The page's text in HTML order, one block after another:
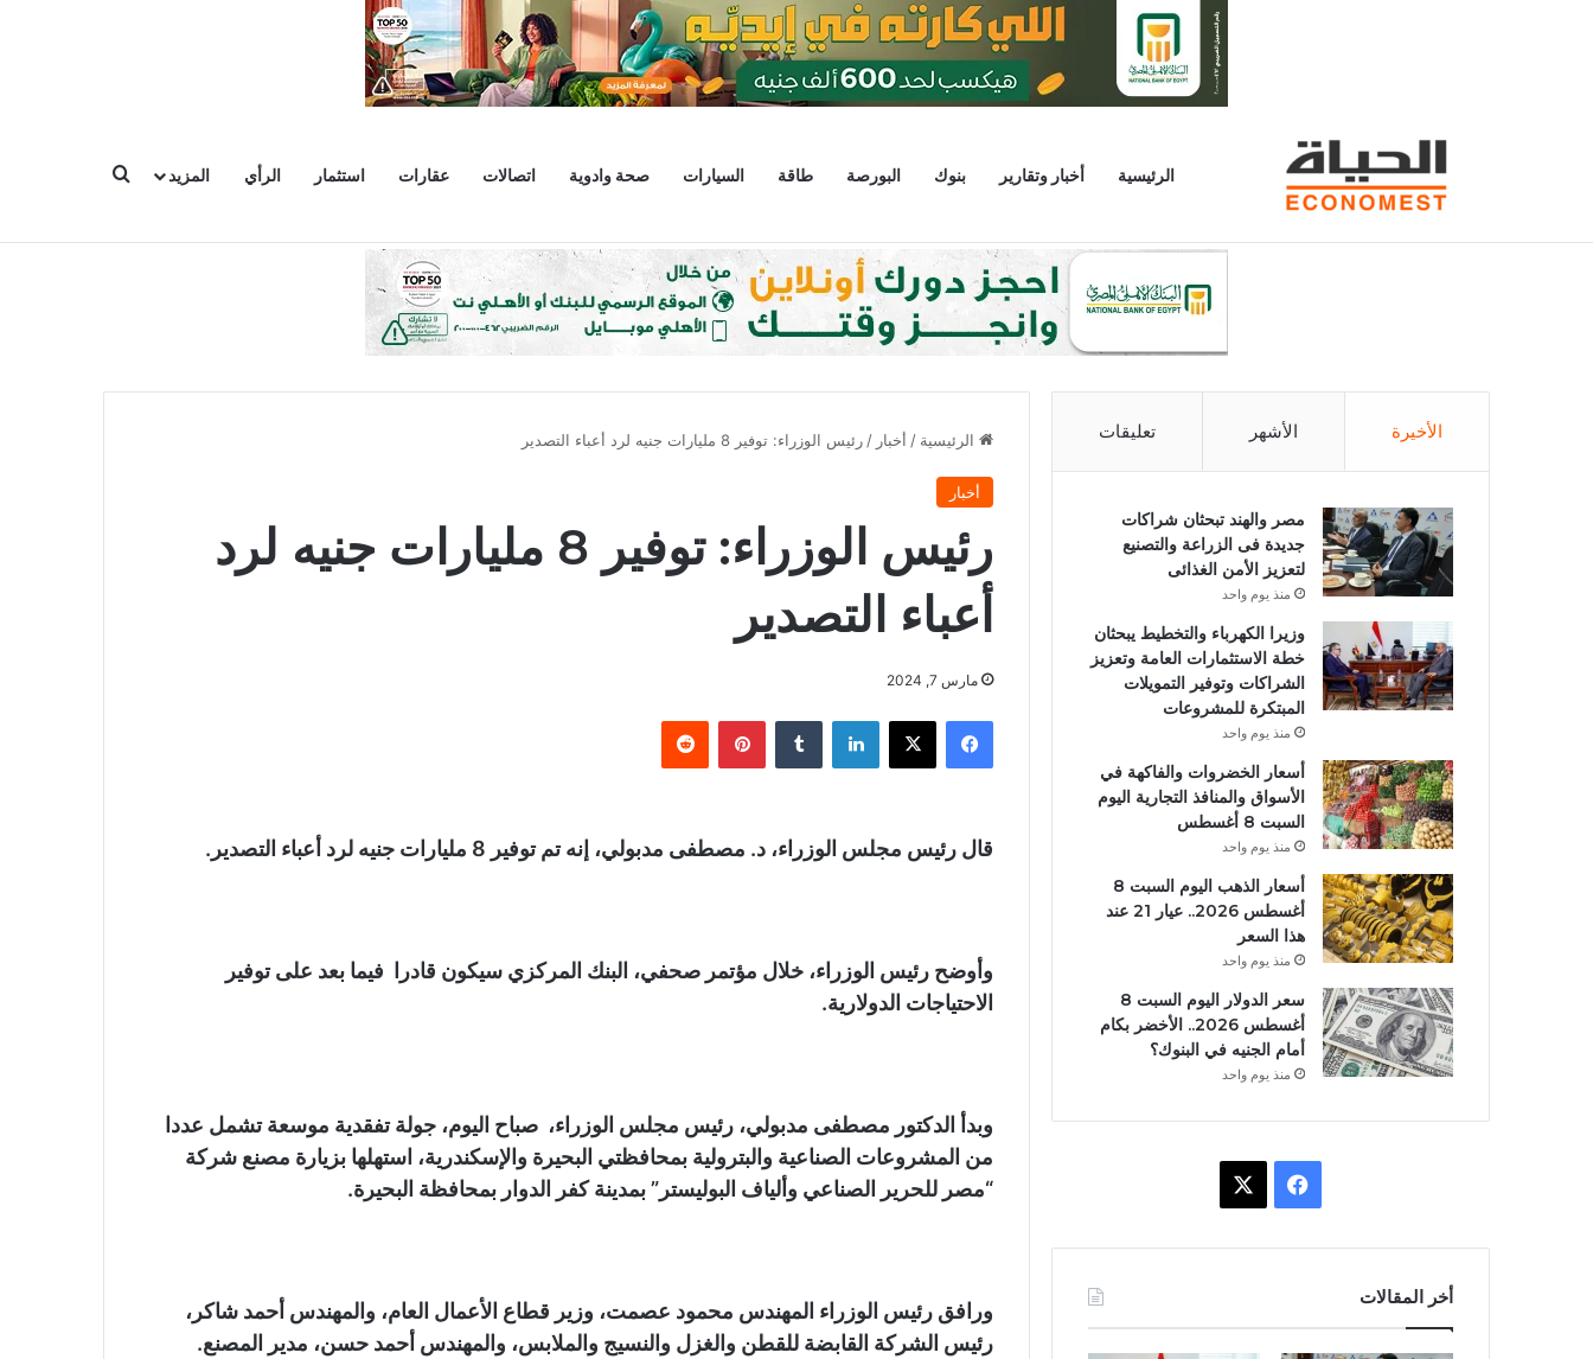
الرئيسية أخبار وتقارير بنوك البورصة طاقة السيارات صحة وادوية اتصالات عقارات استثمار الرأي المزيد
أخبار عاجلة
الرئيسية / أخبار / رئيس الوزراء: توفير 8 مليارات جنيه لرد أعباء التصدير
أخبار
رئيس الوزراء: توفير 8 مليارات جنيه لرد
أعباء التصدير
مارس 7, 2024
فيسبوك لينكدإن بينتيريست
قال رئيس مجلس الوزراء، د. مصطفى مدبولي، إنه تم توفير 8 مليارات جنيه لرد أعباء التصدير.
وأوضح رئيس الوزراء، خلال مؤتمر صحفي، البنك المركزي سيكون قادرا فيما بعد على توفير
الاحتياجات الدولارية.
وبدأ الدكتور مصطفى مدبولي، رئيس مجلس الوزراء، صباح اليوم، جولة تفقدية موسعة تشمل عددا
من المشروعات الصناعية والبترولية بمحافظتي البحيرة والإسكندرية، استهلها بزيارة مصنع شركة
“مصر للحرير الصناعي وألياف البوليستر” بمدينة كفر الدوار بمحافظة البحيرة.
ورافق رئيس الوزراء المهندس محمود عصمت، وزير قطاع الأعمال العام، والمهندس أحمد شاكر،
رئيس الشركة القابضة للقطن والغزل والنسيج والملابس، والمهندس أحمد حسن، مدير المصنع.
الأخيرة الأشهر تعليقات
مصر والهند تبحثان شراكات
جديدة فى الزراعة والتصنيع
لتعزيز الأمن الغذائى
منذ يوم واحد
وزيرا الكهرباء والتخطيط يبحثان
خطة الاستثمارات العامة وتعزيز
الشراكات وتوفير التمويلات
المبتكرة للمشروعات
منذ يوم واحد
أسعار الخضروات والفاكهة في
الأسواق والمنافذ التجارية اليوم
السبت 8 أغسطس
منذ يوم واحد
أسعار الذهب اليوم السبت 8
أغسطس 2026.. عيار 21 عند
هذا السعر
منذ يوم واحد
سعر الدولار اليوم السبت 8
أغسطس 2026.. الأخضر بكام
أمام الجنيه في البنوك؟
منذ يوم واحد
ب
أخر المقالات